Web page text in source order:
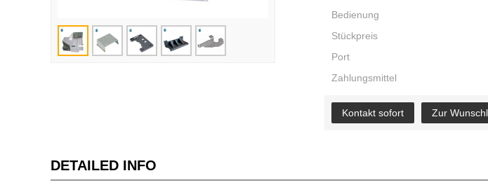
Bedienung
Stückpreis
Port
Zahlungsmittel
Kontakt sofort Zur
DETAILED INFO